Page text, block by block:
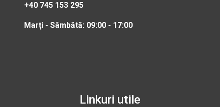
+40 745 153 295
Marți - Sâmbătă: 09:00 - 17:00
Linkuri utile